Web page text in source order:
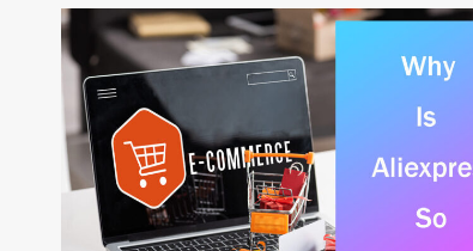
ロ
ッ
ッ
ピ
ン
グ